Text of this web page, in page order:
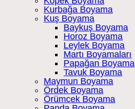
Kurbağa Boyama
Kuş Boyama
Baykuş Boyama
Horoz Boyama
Leylek Boyama
Martı Boyamaları
Papağan Boyama
Tavuk Boyama
Maymun Boyama
Ördek Boyama
Örümcek Boyama